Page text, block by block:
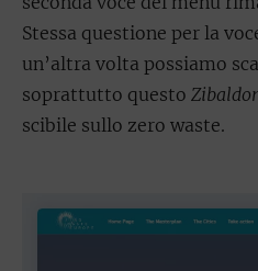
Stessa questione per la
un’altra volta possiamo
soprattutto questo
scibile sullo zero waste.